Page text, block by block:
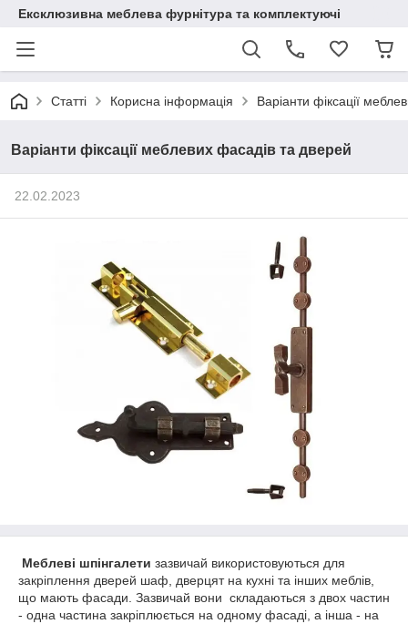
Ексклюзивна меблева фурнітура та комплектуючі
Статті Корисна інформація Варіанти фіксації
Варіанти фіксації меблевих фасадів та дверей
22.02.2023
Меблеві шпінгалети зазвичай використовуються для
закріплення дверей шаф, дверцят на кухні та інших меблів,
що мають фасади. Зазвичай вони складаються з двох частин
- одна частина закріплюється на одному фасаді, а інша - на